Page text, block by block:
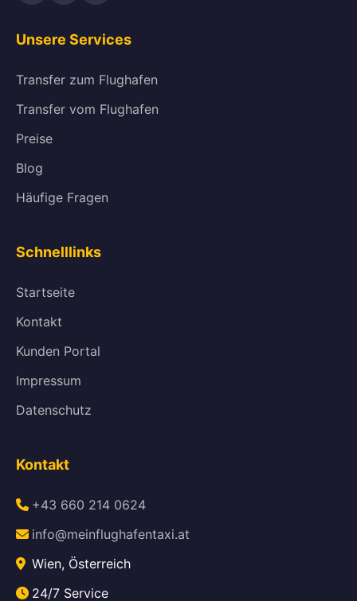
Unsere Services
Transfer zum Flughafen
Transfer vom Flughafen
Preise
Blog
Häufige Fragen
Schnelllinks
Startseite
Kontakt
Kunden Portal
Impressum
Datenschutz
Kontakt
+43 660 214 0624
info@meinflughafentaxi.at
Wien, Österreich
24/7 Service